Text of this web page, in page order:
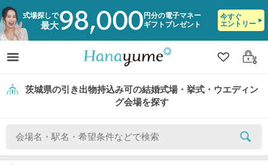
式場探しで
最大98,000 円分の電子マネー
ギフトプレゼント
今すぐ
エントリー
クリップ
ログ
茨城県の引き出物持込み可の結婚式場・挙式・ウエディン
グ会場を探す